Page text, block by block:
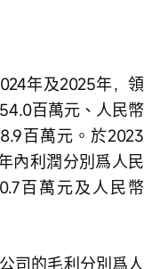
年及2025年，領
百萬元、人民幣
百萬元。於2023
內利潤分別爲人民
百萬元及人民幣
司的毛利分別爲人